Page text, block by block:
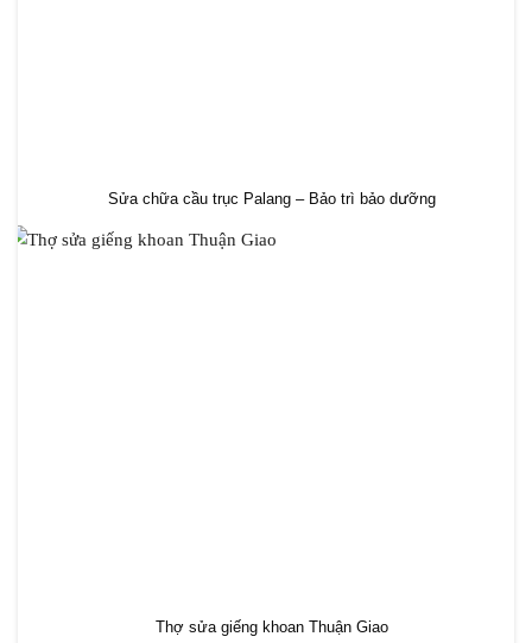
Sửa chữa cầu trục Palang – Bảo trì bảo dưỡng
Thợ sửa giếng khoan Thuận Giao